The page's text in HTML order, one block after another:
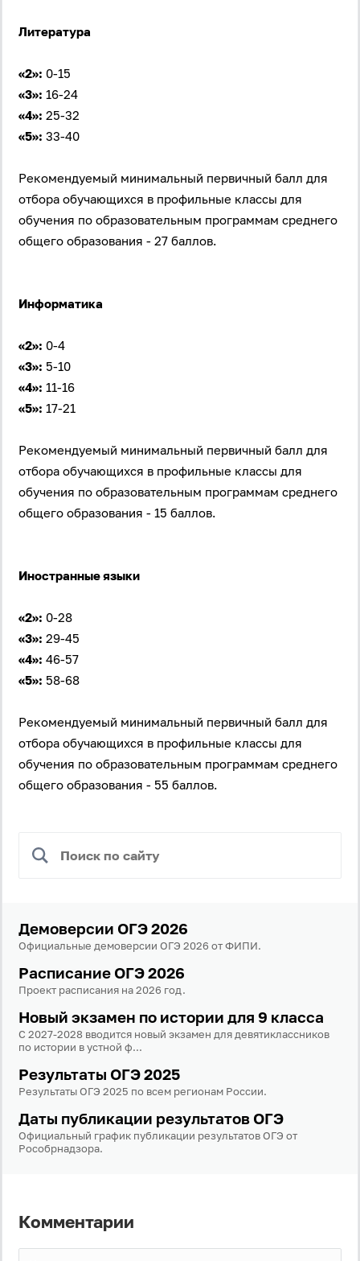
Литература
«2»: 0-15
«3»: 16-24
«4»: 25-32
«5»: 33-40
Рекомендуемый минимальный первичный балл для
отбора обучающихся в профильные классы для
обучения по образовательным программам среднего
общего образования - 27 баллов.
Информатика
«2»: 0-4
«3»: 5-10
«4»: 11-16
«5»: 17-21
Рекомендуемый минимальный первичный балл для
отбора обучающихся в профильные классы для
обучения по образовательным программам среднего
общего образования - 15 баллов.
Иностранные языки
«2»: 0-28
«3»: 29-45
«4»: 46-57
«5»: 58-68
Рекомендуемый минимальный первичный балл для
отбора обучающихся в профильные классы для
обучения по образовательным программам среднего
общего образования - 55 баллов.
Демоверсии ОГЭ 2026
Официальные демоверсии ОГЭ 2026 от ФИПИ.
Расписание ОГЭ 2026
Проект расписания на 2026 год.
Новый экзамен по истории для 9 класса
С 2027-2028 вводится новый экзамен для девятиклассников
по истории в устной ф...
Результаты ОГЭ 2025
Результаты ОГЭ 2025 по всем регионам России.
Даты публикации результатов ОГЭ
Официальный график публикации результатов ОГЭ от
Рособрнадзора.
Комментарии